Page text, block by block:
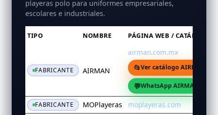
playeras polo para uniformes empresariales,
escolares e industriales.
TIPO NOMBRE PÁGINA WEB / CATÁLOGOS
FABRICANTE AIRMAN
airman.com.mx
📂Ver catálogo AIRMAN en
💬WhatsApp AIRMAN
FABRICANTE MOPlayeras moplayeras.com